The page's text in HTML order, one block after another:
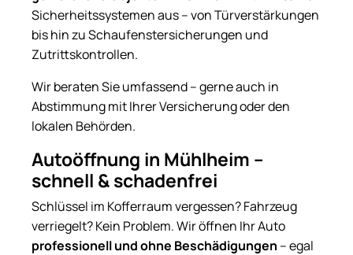
Sicherheitssystemen aus – von Türverstärkungen
bis hin zu Schaufenstersicherungen und
Zutrittskontrollen.
Wir beraten Sie umfassend – gerne auch in
Abstimmung mit Ihrer Versicherung oder den
lokalen Behörden.
Autoöffnung in Mühlheim –
schnell & schadenfrei
Schlüssel im Kofferraum vergessen? Fahrzeug
verriegelt? Kein Problem. Wir öffnen Ihr Auto
professionell und ohne Beschädigungen – egal